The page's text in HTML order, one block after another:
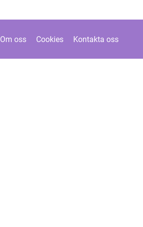
Om oss Cookies Kontakta oss